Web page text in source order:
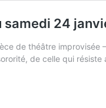
samedi 24
de théâtre improvisée
de celle qui